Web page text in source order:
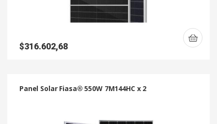
$316.602,68
Panel Solar Fiasa® 550W 7M144HC x 2